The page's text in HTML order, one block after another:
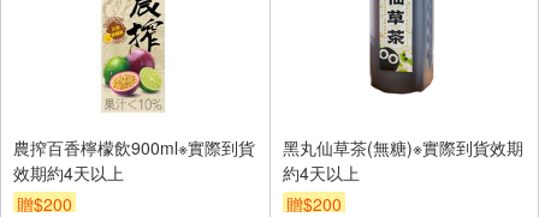
農搾百香檸檬飲900ml※實際到貨
效期約4天以上
贈$200
黑丸仙草茶(無糖)※實際到貨效期
約4天以上
贈$200